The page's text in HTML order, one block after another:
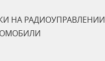
НА РАДИОУПРАВЛЕНИИ